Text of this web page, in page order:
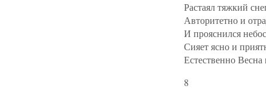
Растаял тяжкий
Авторитетно и
И прояснился
Сияет ясно и
Естественно Весна
8